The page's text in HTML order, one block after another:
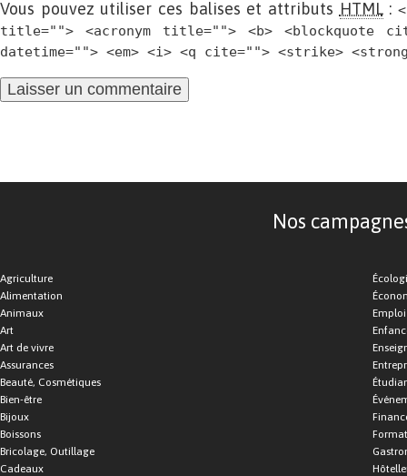
Vous pouvez utiliser ces balises et attributs HTML:
title=""> <acronym title=""> <b> <blockquote
datetime=""> <em> <i> <q cite=""> <strike>
Nos
Agriculture
Alimentation
Animaux
Art
Art de vivre
Assurances
Beauté, Cosmétiques
Bien-être
Bijoux
Boissons
Bricolage, Outillage
Cadeaux
Emploi